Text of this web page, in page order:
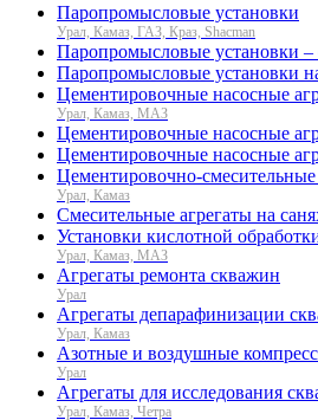
Паропромысловые установки
Урал, Камаз, ГАЗ, Краз, Shacman
Паропромысловые установки –
Паропромысловые установки
Цементировочные насосные
Урал, Камаз, МАЗ
Цементировочные насосные
Цементировочные насосные
Цементировочно-смесительные
Урал, Камаз
Смесительные агрегаты на
Установки кислотной
Урал, Камаз, МАЗ
Агрегаты ремонта скважин
Урал
Агрегаты депарафинизации
Урал, Камаз
Азотные и воздушные
Урал
Агрегаты для исследования
Урал, Камаз, Четра